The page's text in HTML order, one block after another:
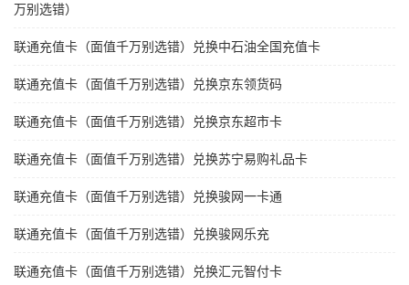
万别选错）
联通充值卡（面值千万别选错）兑换中石油全国充值卡
联通充值卡（面值千万别选错）兑换京东领货码
联通充值卡（面值千万别选错）兑换京东超市卡
联通充值卡（面值千万别选错）兑换苏宁易购礼品卡
联通充值卡（面值千万别选错）兑换骏网一卡通
联通充值卡（面值千万别选错）兑换骏网乐充
联通充值卡（面值千万别选错）兑换汇元智付卡